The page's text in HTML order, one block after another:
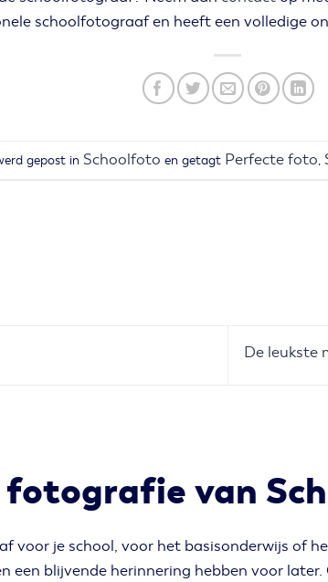
schoolfotograaf en heeft een volledige
gepost in Schoolfoto en getagt Perfecte foto,
De leukste
fotografie van
voor je school, voor het basisonderwijs of
een blijvende herinnering hebben voor